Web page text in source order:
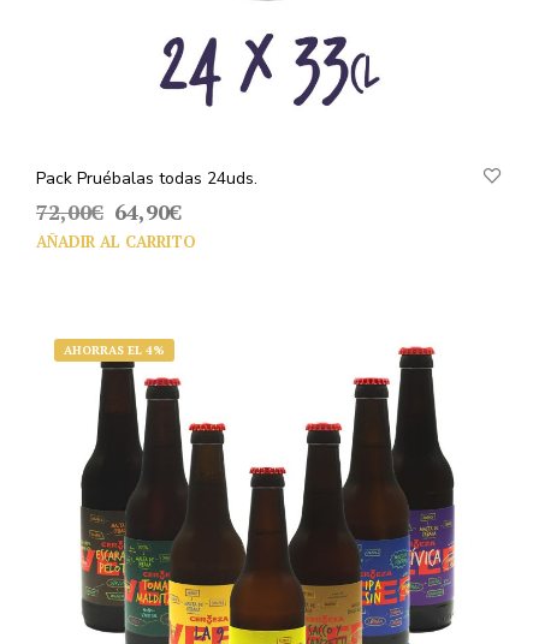
Pack Pruébalas todas 24uds.
72,00€ El
precio
72,00€.
64,90€El
precio
AÑADIR AL CARRITO
AHORRAS EL 4%